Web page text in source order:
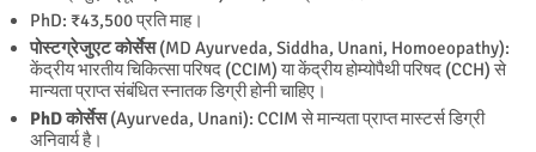
PhD: ₹43,500 प्रति माह।
पोस्टग्रेजुएट कोर्सेस(MD Ayurveda, Siddha, Unani, Homoeopathy):
केंद्रीय भारतीय चिकित्सा परिषद (CCIM) या केंद्रीय होम्योपैथी परिषद (CCH) से
मान्यता प्राप्त संबंधित स्नातक डिग्री होनी चाहिए।
PhD कोर्सेस(Ayurveda, Unani): CCIM से मान्यता प्राप्त मास्टर्स डिग्री
अनिवार्य है।